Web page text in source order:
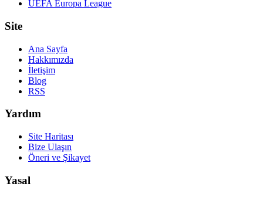
UEFA Europa League
Site
Ana Sayfa
Hakkımızda
İletişim
Blog
RSS
Yardım
Site Haritası
Bize Ulaşın
Öneri ve Şikayet
Yasal